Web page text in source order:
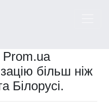
Prom.ua
більш ніж
Білорусі.